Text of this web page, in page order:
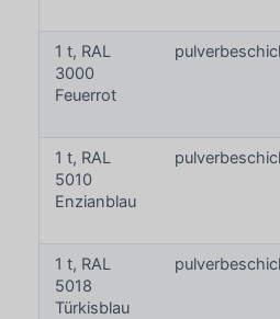
1 t, RAL
3000
Feuerrot
1 t, RAL
5010
Enzianblau
1 t, RAL
5018
Türkisblau